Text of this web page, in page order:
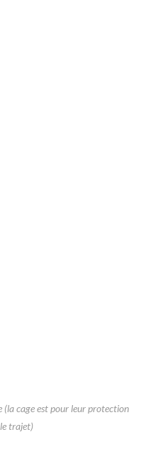
cage est pour leur protection
trajet)